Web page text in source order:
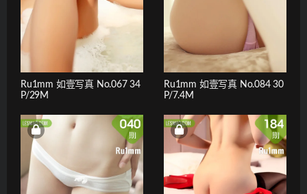
Ru1mm 如壹写真 No.067 34
P/29M
Ru1mm 如壹写真 No.084 30
P/7.4M